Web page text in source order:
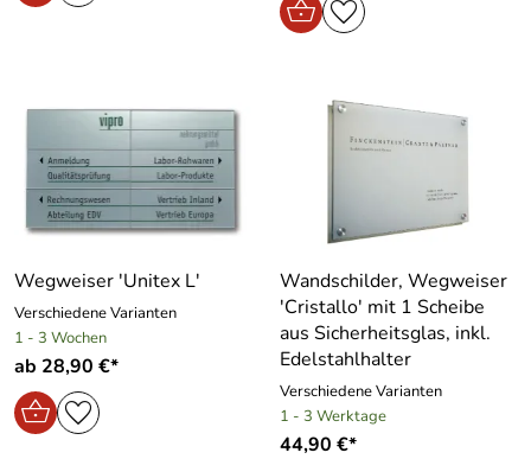
Wegweiser ′Unitex L′
Verschiedene Varianten
1 - 3 Wochen
ab 28,90 €*
Wandschilder, Wegweiser
′Cristallo′ mit 1 Scheibe
aus Sicherheitsglas, inkl.
Edelstahlhalter
Verschiedene Varianten
1 - 3 Werktage
44,90 €*